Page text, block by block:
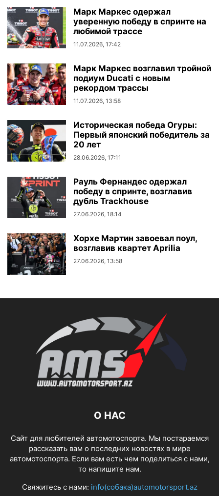
Марк Маркес одержал
уверенную победу в спринте на
любимой трассе
11.07.2026, 17:42
Марк Маркес возглавил тройной
подиум Ducati с новым
рекордом трассы
11.07.2026, 13:58
Историческая победа Огуры:
Первый японский победитель за
20 лет
28.06.2026, 17:11
Рауль Фернандес одержал
победу в спринте, возглавив
дубль Trackhouse
27.06.2026, 18:14
Хорхе Мартин завоевал поул,
возглавив квартет Aprilia
27.06.2026, 13:58
О НАС
Сайт для любителей автомотоспорта. Мы постараемся
рассказать вам о последних новостях в мире
автомотоспорта. Если вам есть чем поделиться с нами,
то напишите нам.
Свяжитесь с нами: info(собака)automotorsport.az